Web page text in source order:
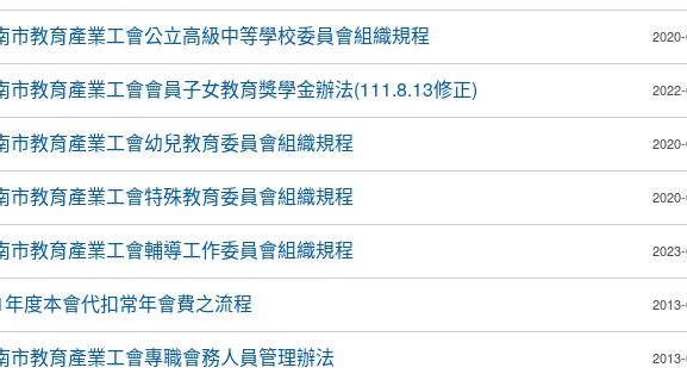
市教育產業工會公立高級中等學校委員會組織規程
市教育產業工會會員子女教育獎學金辦法(111.8.13修正)
市教育產業工會幼兒教育委員會組織規程
市教育產業工會特殊教育委員會組織規程
市教育產業工會輔導工作委員會組織規程
年度本會代扣常年會費之流程
市教育產業工會專職會務人員管理辦法